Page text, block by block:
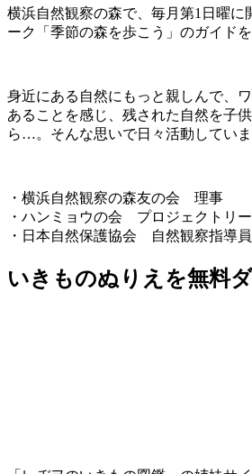
横浜自然観察の森で、毎月第1日曜に
ーク「季節の森を歩こう」のガイドを
身近にある自然にもっと親しんで、
あることを感じ、残された自然を子
ら…。そんな思いで日々活動していま
・横浜自然観察の森友の会 理事
・ハンミョウの会 プロジェクトリ
・日本自然保護協会 自然観察指導員
いきものぬりえを無料